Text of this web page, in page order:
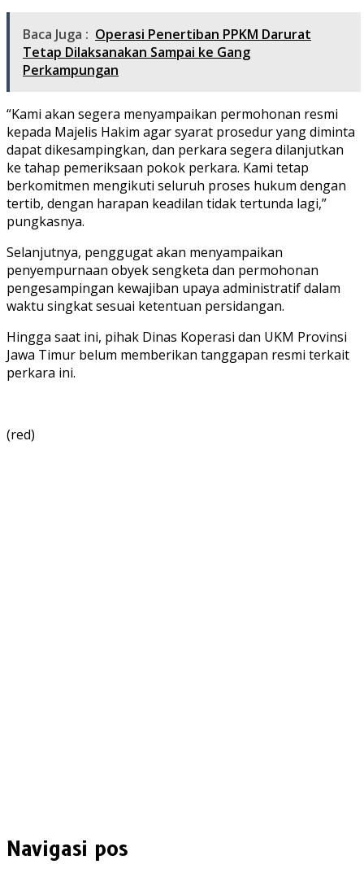
Baca Juga : Operasi Penertiban PPKM Darurat
Tetap Dilaksanakan Sampai ke Gang
Perkampungan
“Kami akan segera menyampaikan permohonan resmi
kepada Majelis Hakim agar syarat prosedur yang diminta
dapat dikesampingkan, dan perkara segera dilanjutkan
ke tahap pemeriksaan pokok perkara. Kami tetap
berkomitmen mengikuti seluruh proses hukum dengan
tertib, dengan harapan keadilan tidak tertunda lagi,”
pungkasnya.
Selanjutnya, penggugat akan menyampaikan
penyempurnaan obyek sengketa dan permohonan
pengesampingan kewajiban upaya administratif dalam
waktu singkat sesuai ketentuan persidangan.
Hingga saat ini, pihak Dinas Koperasi dan UKM Provinsi
Jawa Timur belum memberikan tanggapan resmi terkait
perkara ini.
(red)
Navigasi pos